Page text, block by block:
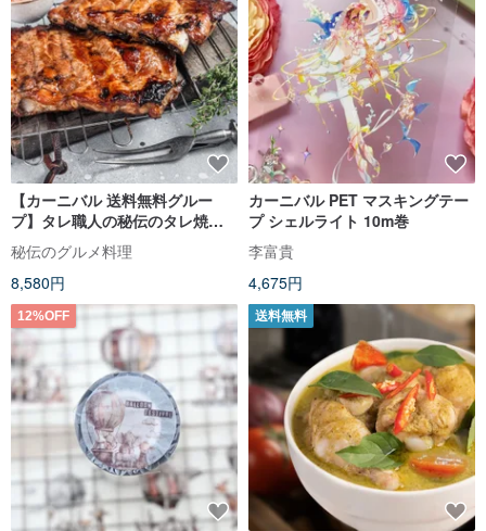
【カーニバル 送料無料グルー
プ】タレ職人の秘伝のタレ焼き
豚カルビ3枚をグループに入れた
と言った
秘伝のグルメ料理
8,580円
カーニバル PET マスキングテー
プ シェルライト 10m巻
李富貴
4,675円
12%OFF 送料無料